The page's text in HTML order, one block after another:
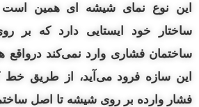
این نوع نمای شیشه‌ ای همین است
ساختار خود ایستایی دارد که بر
ساختمان فشاری وارد نمی‌کند درواقع
این سازه فرود می‌آید، از طریق
فشار وارده بر روی شیشه تا اصل